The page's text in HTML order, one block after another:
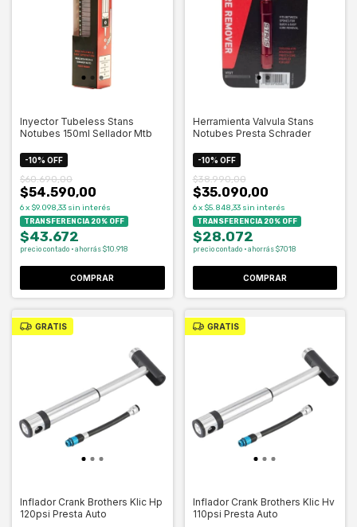
Inyector Tubeless Stans
Notubes 150ml Sellador Mtb
-10% OFF
$54.590,00
$60.690,00
6x $9.098,33 sin interés
TRANSFERENCIA 20% OFF
$43.672
precio contado · ahorrás $10.918
Herramienta Valvula Stans
Notubes Presta Schrader
-10% OFF
$35.090,00
$38.990,00
6 x $5.848,33 sin interés
TRANSFERENCIA 20% OFF
$28.072
precio contado · ahorrás $7018
GRATIS
Inflador Crank Brothers Klic Hp
120psi Presta Auto
GRATIS
Inflador Crank Brothers Klic Hv
110psi Presta Auto